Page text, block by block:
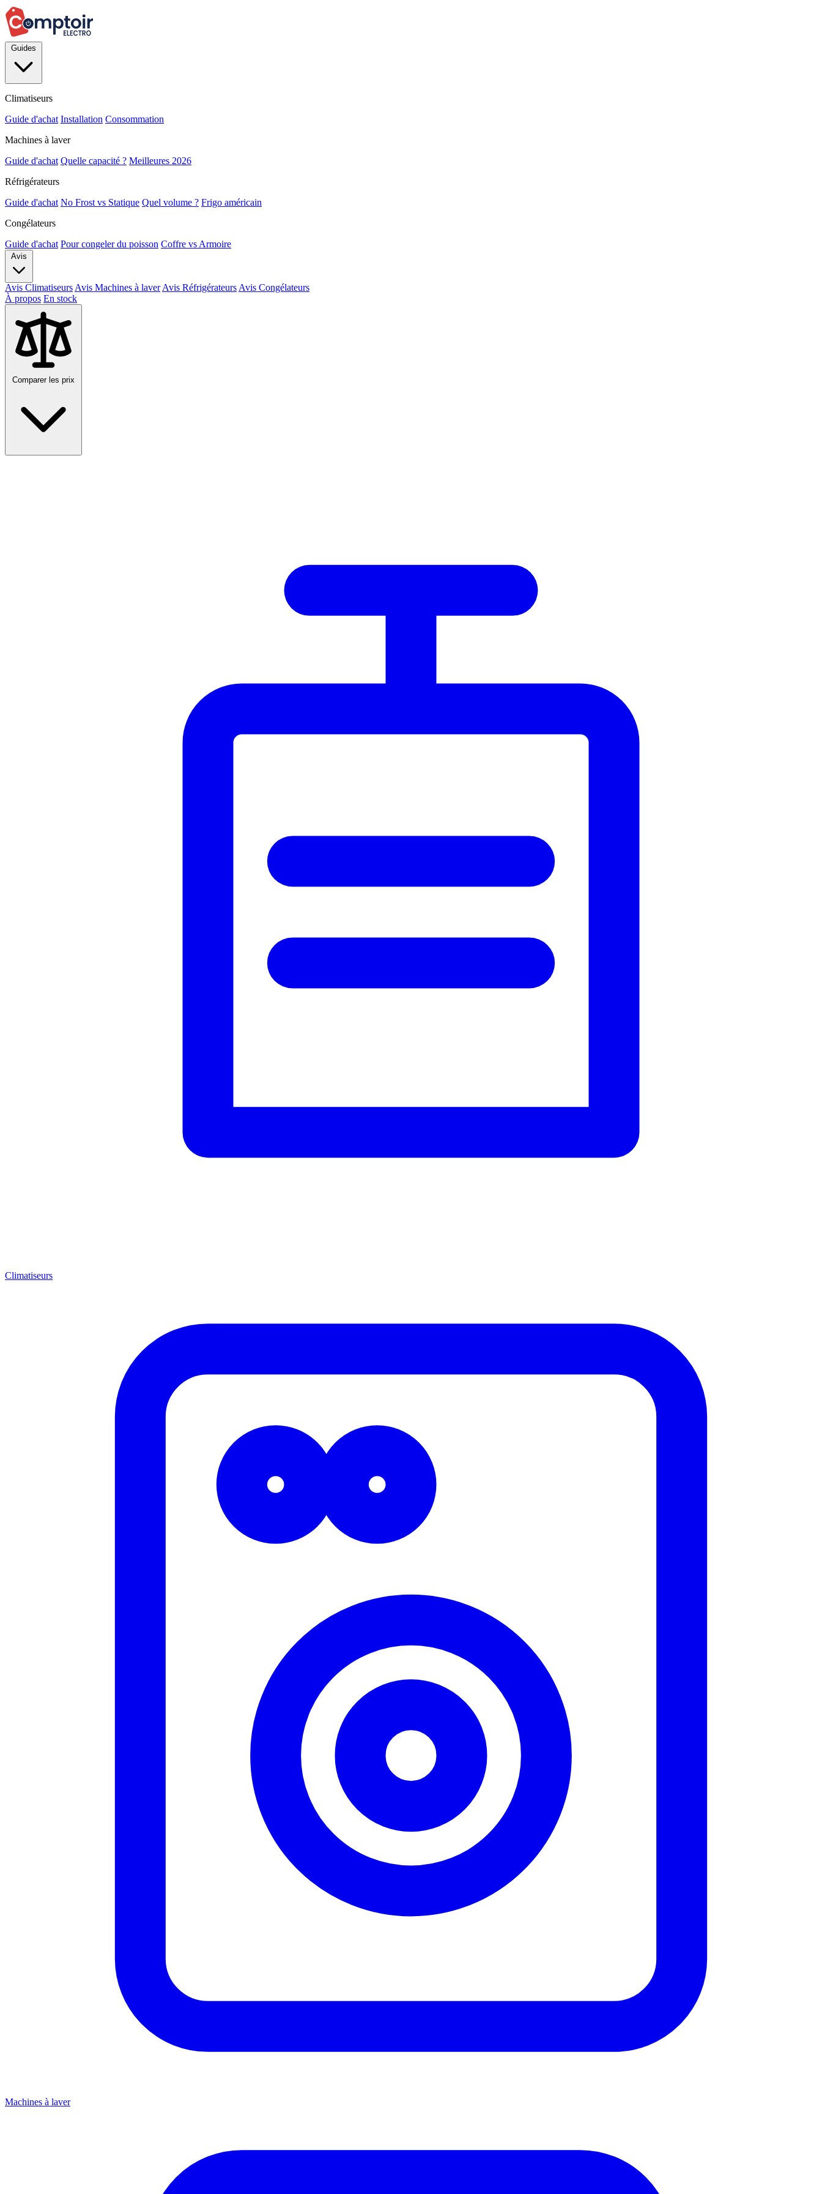
Climatiseurs
Guide d'achat Installation Consommation
Machines à laver
Guide d'achat Quelle capacité ? Meilleures 2026
Réfrigérateurs
Guide d'achat No Frost vs Statique Quel volume ? Frigo américain
Congélateurs
Guide d'achat Pour congeler du poisson Coffre vs Armoire
Avis Climatiseurs Avis Machines à laver Avis Réfrigérateurs Avis Congélateurs
À propos En stock
Climatiseurs
Machines à laver